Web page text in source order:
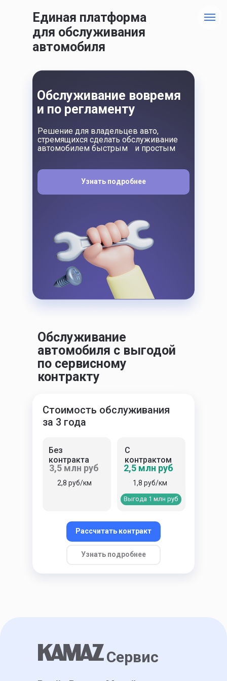
Единая платформа
для обслуживания
автомобиля
Обслуживание вовремя
и по регламенту
Решение для владельцев авто,
стремящихся сделать обслуживание
автомобилем быстрым и простым
Узнать подробнее
Без
контракта
3,5 млн руб
2,8 руб/км
2,5 млн руб
1,8 руб/км
С
контрактом
Выгода 1 млн руб
Стоимость обслуживания
за 3 года
Обслуживание
автомобиля с выгодой
по сервисному
контракту
Рассчитать контракт
Узнать подробнее
Сервис